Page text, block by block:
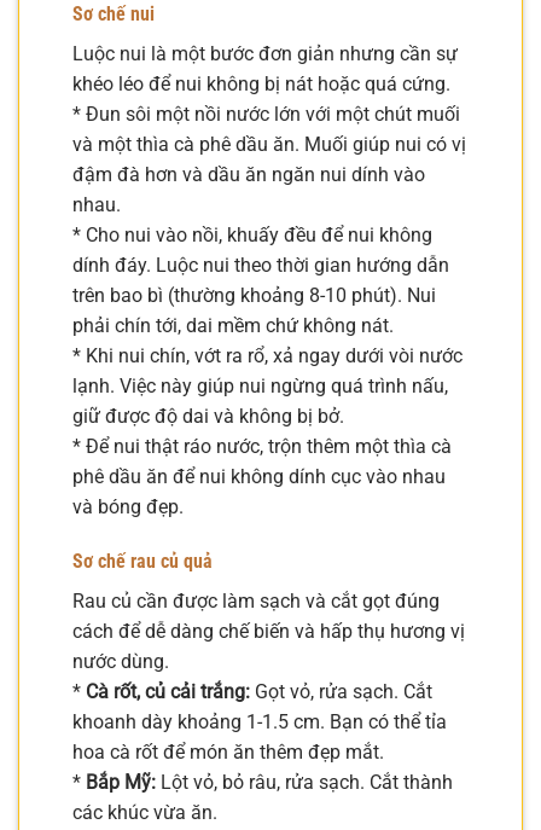
Sơ chế nui
Luộc nui là một bước đơn giản nhưng cần sự
khéo léo để nui không bị nát hoặc quá cứng.
* Đun sôi một nồi nước lớn với một chút muối
và một thìa cà phê dầu ăn. Muối giúp nui có vị
đậm đà hơn và dầu ăn ngăn nui dính vào
nhau.
* Cho nui vào nồi, khuấy đều để nui không
dính đáy. Luộc nui theo thời gian hướng dẫn
trên bao bì (thường khoảng 8-10 phút). Nui
phải chín tới, dai mềm chứ không nát.
* Khi nui chín, vớt ra rổ, xả ngay dưới vòi nước
lạnh. Việc này giúp nui ngừng quá trình nấu,
giữ được độ dai và không bị bở.
* Để nui thật ráo nước, trộn thêm một thìa cà
phê dầu ăn để nui không dính cục vào nhau
và bóng đẹp.
Sơ chế rau củ quả
Rau củ cần được làm sạch và cắt gọt đúng
cách để dễ dàng chế biến và hấp thụ hương vị
nước dùng.
* Cà rốt, củ cải trắng: Gọt vỏ, rửa sạch. Cắt
khoanh dày khoảng 1-1.5 cm. Bạn có thể tỉa
hoa cà rốt để món ăn thêm đẹp mắt.
* Bắp Mỹ: Lột vỏ, bỏ râu, rửa sạch. Cắt thành
các khúc vừa ăn.